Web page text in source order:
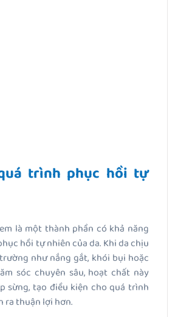
trình phục hồi tự
là một thành phần có khả năng
hồi tự nhiên của da. Khi da chịu
như nắng gắt, khói bụi hoặc
sóc chuyên sâu, hoạt chất này
sừng, tạo điều kiện cho quá trình
ra thuận lợi hơn.